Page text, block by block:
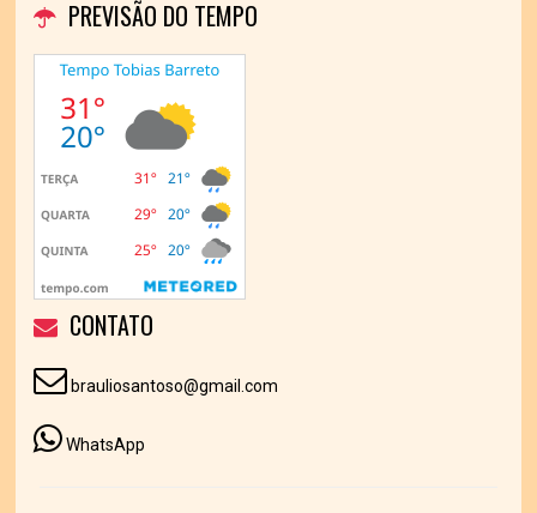
PREVISÃO DO TEMPO
CONTATO
brauliosantoso@gmail.com
WhatsApp